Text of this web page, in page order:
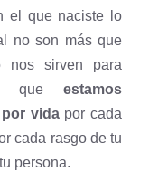
el que naciste lo
no son más que
nos sirven para
que estamos
vidapor cada
cada rasgo de tu
persona.